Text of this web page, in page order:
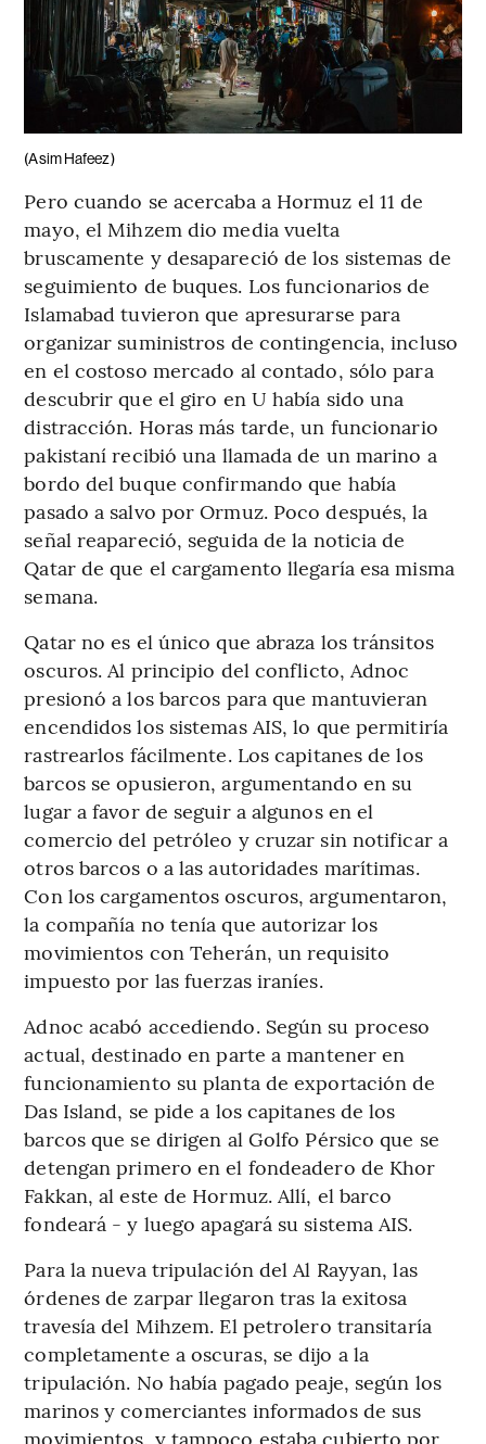
(Asim Hafeez)
Pero cuando se acercaba a Hormuz el 11 de
mayo, el Mihzem dio media vuelta
bruscamente y desapareció de los sistemas de
seguimiento de buques. Los funcionarios de
Islamabad tuvieron que apresurarse para
organizar suministros de contingencia, incluso
en el costoso mercado al contado, sólo para
descubrir que el giro en U había sido una
distracción. Horas más tarde, un funcionario
pakistaní recibió una llamada de un marino a
bordo del buque confirmando que había
pasado a salvo por Ormuz. Poco después, la
señal reapareció, seguida de la noticia de
Qatar de que el cargamento llegaría esa misma
semana.
Qatar no es el único que abraza los tránsitos
oscuros. Al principio del conflicto, Adnoc
presionó a los barcos para que mantuvieran
encendidos los sistemas AIS, lo que permitiría
rastrearlos fácilmente. Los capitanes de los
barcos se opusieron, argumentando en su
lugar a favor de seguir a algunos en el
comercio del petróleo y cruzar sin notificar a
otros barcos o a las autoridades marítimas.
Con los cargamentos oscuros, argumentaron,
la compañía no tenía que autorizar los
movimientos con Teherán, un requisito
impuesto por las fuerzas iraníes.
Adnoc acabó accediendo. Según su proceso
actual, destinado en parte a mantener en
funcionamiento su planta de exportación de
Das Island, se pide a los capitanes de los
barcos que se dirigen al Golfo Pérsico que se
detengan primero en el fondeadero de Khor
Fakkan, al este de Hormuz. Allí, el barco
fondeará - y luego apagará su sistema AIS.
Para la nueva tripulación del Al Rayyan, las
órdenes de zarpar llegaron tras la exitosa
travesía del Mihzem. El petrolero transitaría
completamente a oscuras, se dijo a la
tripulación. No había pagado peaje, según los
marinos y comerciantes informados de sus
movimientos, y tampoco estaba cubierto por